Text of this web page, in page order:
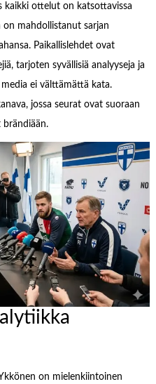
kaikki ottelut on katsottavissa
mahdollistanut sarjan
Paikallislehdet ovat
tarjoten syvällisiä analyyseja ja
ei välttämättä kata.
jossa seurat ovat suoraan
brändiään.
on mielenkiintoinen